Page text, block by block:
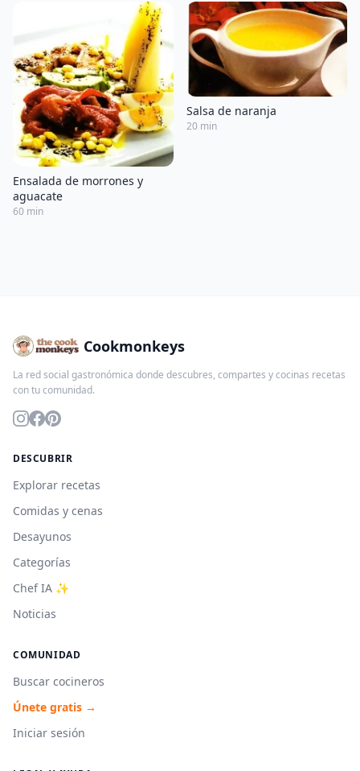
Ensalada de morrones y
aguacate
60 min
Salsa de naranja
20 min
Cookmonkeys
La red social gastronómica donde descubres, compartes y cocinas recetas
con tu comunidad.
DESCUBRIR
Explorar recetas
Comidas y cenas
Desayunos
Categorías
Chef IA ✨
Noticias
COMUNIDAD
Buscar cocineros
Únete gratis →
Iniciar sesión